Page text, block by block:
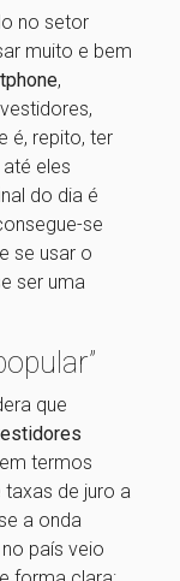
no setor
muito e bem
,
é, repito, ter
eles
do dia é
se
se usar o
ser uma
que
termos
taxas de juro a
a onda
no país veio